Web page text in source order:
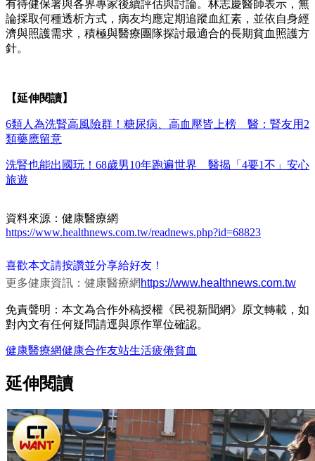
有待健保署與各界專家後續評估與討論。林志慶醫師表示，無
論採取何種透析方式，病友均應定期追蹤血紅素，並依自身經
濟與照護需求，積極與醫療團隊探討最適合的長期貧血照護方
針。
【延伸閱讀】
6類人為洗腎高風險群！糖尿病、高血壓皆上榜 醫：腎友用2
類藥應留意
洗腎也能出國玩！68歲男10年跑遍世界 醫揭「4要1不」安心
旅遊
資料來源：健康醫療網
https://www.healthnews.com.tw/readnews.php?id=68823
喜歡本文請按讚並分享給好友！
更多健康資訊：健康醫療網 https://www.healthnews.com.tw
免責聲明：本文為合作外稿授權《民視新聞網》原文轉載，如
對內文有任何疑問請逕與原作單位確認。
健康醫療網健康合作友站生活疲倦貧血
延伸閱讀